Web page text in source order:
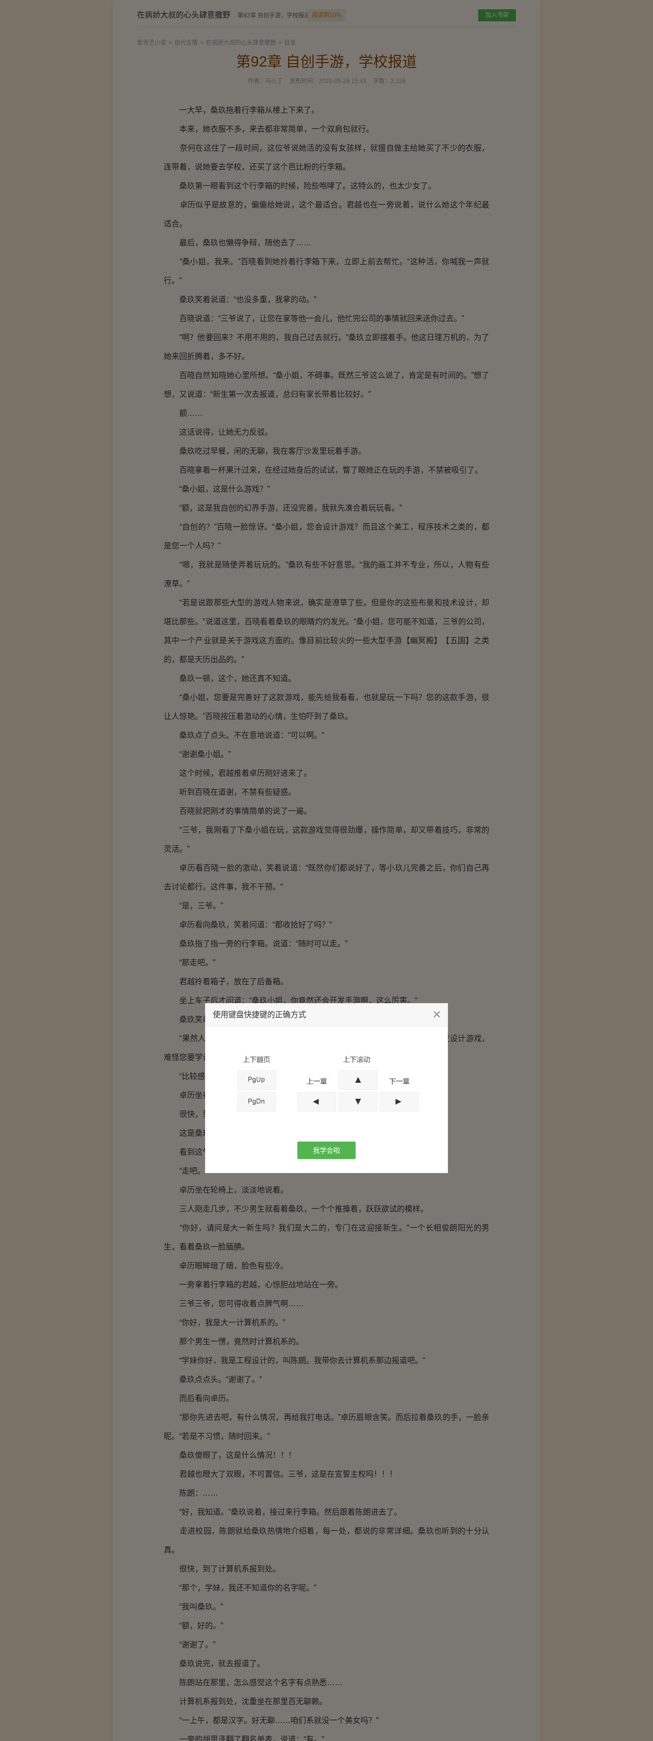
在病娇大叔的心头肆意撒野 第92章 自创手游，学校报道 阅读到10% 加入书架
爱奇艺小说 > 现代言情 > 在病娇大叔的心头肆意撒野 > 目录
第92章 自创手游，学校报道
作者： 马小丁 发布时间： 2022-05-26 15:43 字数： 2,326
一大早，桑玖拖着行李箱从楼上下来了。
本来，她衣服不多，来去都非常简单，一个双肩包就行。
奈何在这住了一段时间，这位爷说她活的没有女孩样，就擅自做主给她买了不少的衣服，
连带着，说她要去学校，还买了这个芭比粉的行李箱。
桑玖第一眼看到这个行李箱的时候，险些咆哮了。这特么的，也太少女了。
卓历似乎是故意的，偏偏给她说，这个最适合。君越也在一旁说着，说什么她这个年纪最
适合。
最后，桑玖也懒得争辩，随他去了……
“桑小姐，我来。”百晓看到她拎着行李箱下来，立即上前去帮忙。“这种活，你喊我一声就
行。”
桑玖笑着说道：“也没多重，我拿的动。”
百晓说道：“三爷说了，让您在家等他一会儿，他忙完公司的事情就回来送你过去。”
“啊？他要回来？不用不用的，我自己过去就行。”桑玖立即摆着手。他这日理万机的，为了
她来回折腾着，多不好。
百晓自然知晓她心里所想。“桑小姐，不碍事。既然三爷这么说了，肯定是有时间的。”想了
想，又说道：“新生第一次去报道，总归有家长带着比较好。”
额……
这话说得，让她无力反驳。
桑玖吃过早餐，闲的无聊，我在客厅沙发里玩着手游。
百晓拿着一杯果汁过来，在经过她身后的试试，瞥了眼她正在玩的手游，不禁被吸引了。
“桑小姐，这是什么游戏？”
“额，这是我自创的幻界手游，还没完善，我就先凑合着玩玩看。”
“自创的？”百晓一脸惊讶。“桑小姐，您会设计游戏？而且这个美工，程序技术之类的，都
是您一个人吗？”
“嗯，我就是随便弄着玩玩的。”桑玖有些不好意思。“我的画工并不专业，所以，人物有些
潦草。”
“若是说跟那些大型的游戏人物来说，确实是潦草了些。但是你的这些布景和技术设计，却
堪比那些。”说道这里，百晓看着桑玖的眼睛灼灼发光。“桑小姐，您可能不知道，三爷的公司，
其中一个产业就是关于游戏这方面的。像目前比较火的一些大型手游【幽冥殿】【五国】之类
的，都是天历出品的。”
桑玖一顿，这个，她还真不知道。
“桑小姐，您要是完善好了这款游戏，能先给我看看，也就是玩一下吗？您的这款手游，很
让人惊艳。”百晓按压着激动的心情，生怕吓到了桑玖。
桑玖点了点头。不在意地说道：“可以啊。”
“谢谢桑小姐。”
这个时候，君越推着卓历刚好进来了。
听到百晓在道谢，不禁有些疑惑。
百晓就把刚才的事情简单的说了一遍。
“三爷，我刚看了下桑小姐在玩，这款游戏觉得很劲爆，操作简单，却又带着技巧，非常的
灵活。”
卓历看百晓一脸的激动，笑着说道：“既然你们都说好了，等小玖儿完善之后，你们自己再
去讨论都行。这件事，我不干预。”
“是，三爷。”
卓历看向桑玖，笑着问道：“都收拾好了吗？”
桑玖指了指一旁的行李箱。说道：“随时可以走。”
“那走吧。”
君越拎着箱子，放在了后备箱。
坐上车子后才问道：“桑玖小姐，你竟然还会开发手游啊，这么厉害。”
桑玖笑着说道：“闲来无事就弄了下。”
“果然人与人之间的差距不是一点点。你才十八岁，中医医术这么好，还会开发设计游戏，
难怪您要学计算机。”
“比较感兴趣而已。”桑玖并未觉得有什么，神色自然，没有丝毫骄傲感。
卓历坐在一旁，听着他们的谈话，始终嘴角噙着笑，一副与有荣焉。
很快，到了温京大学的校门口。
这是桑玖第一次来温京大学。
看到这气派又高大的大门，直接被震撼了。
“走吧。”
卓历坐在轮椅上，淡淡地说着。
三人刚走几步，不少男生就看着桑玖，一个个推搡着，跃跃欲试的模样。
“你好，请问是大一新生吗？我们是大二的，专门在这迎接新生。”一个长相俊朗阳光的男
生，看着桑玖一脸腼腆。
卓历眼眸暗了暗，脸色有些冷。
一旁拿着行李箱的君越，心惊胆战地站在一旁。
三爷三爷，您可得收着点脾气啊……
“你好，我是大一计算机系的。”
那个男生一愣，竟然时计算机系的。
“学妹你好，我是工程设计的，叫陈朗。我带你去计算机系那边报道吧。”
桑玖点点头。“谢谢了。”
而后看向卓历。
“那你先进去吧，有什么情况，再给我打电话。”卓历眉眼含笑。而后拉着桑玖的手，一脸亲
昵。“若是不习惯，随时回来。”
桑玖傻眼了，这是什么情况！！！
君越也瞪大了双眼，不可置信。三爷，这是在宣誓主权吗！！！
陈朗：……
“好，我知道。”桑玖说着，接过来行李箱。然后跟着陈朗进去了。
走进校园，陈朗就给桑玖热情地介绍着，每一处，都说的非常详细。桑玖也听到的十分认
真。
很快，到了计算机系报到处。
“那个，学妹，我还不知道你的名字呢。”
“我叫桑玖。”
“额，好的。”
“谢谢了。”
桑玖说完，就去报道了。
陈朗站在那里，怎么感觉这个名字有点熟悉……
计算机系报到处，沈重坐在那里百无聊赖。
“一上午，都是汉字。好无聊……咱们系就没一个美女吗？”
一旁的胡思泽翻了翻名单表，说道：“有。”
使用键盘快捷键的正确方式
我学会啦